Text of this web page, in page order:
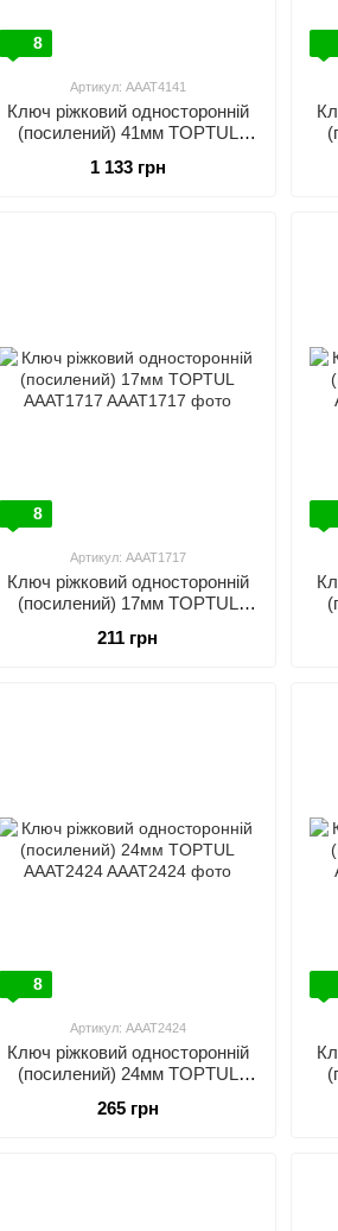
8
Артикул: AAAT4141
Ключ ріжковий односторонній
(посилений) 41мм TOPTUL
1 133 грн
8
Артикул: AAAT1717
Ключ ріжковий односторонній
(посилений) 17мм TOPTUL
211 грн
8
Артикул: AAAT2424
Ключ ріжковий односторонній
(посилений) 24мм TOPTUL
265 грн